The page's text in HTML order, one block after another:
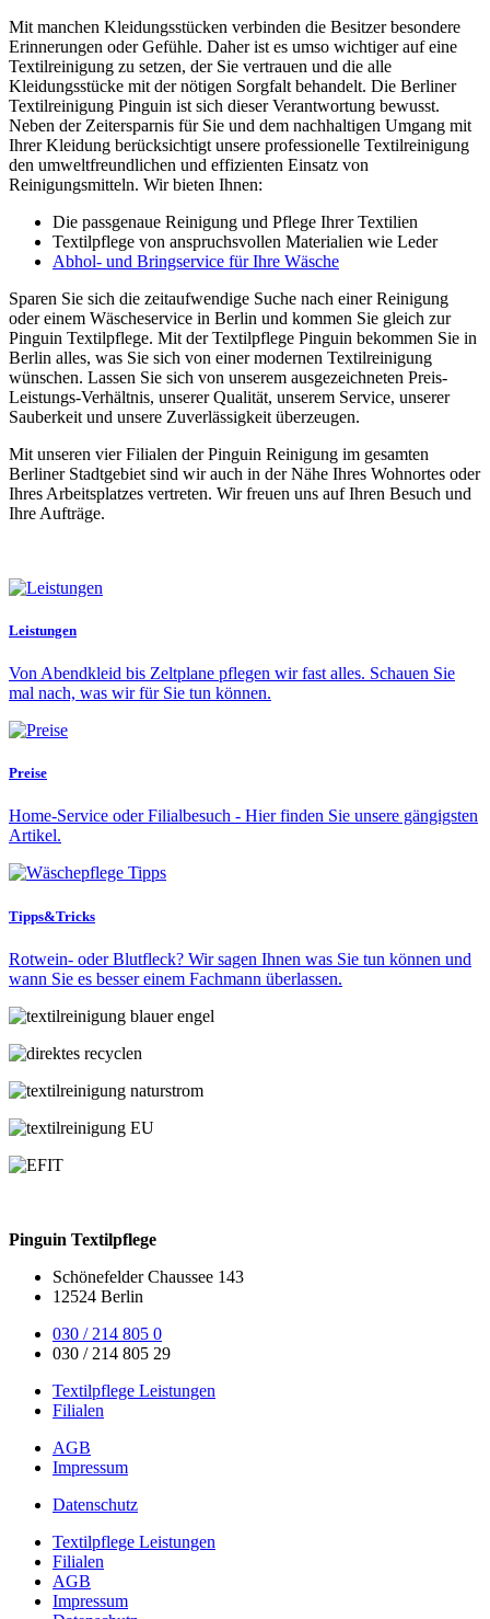
Mit manchen Kleidungsstücken verbinden die Besitzer besondere
Erinnerungen oder Gefühle. Daher ist es umso wichtiger auf eine
Textilreinigung zu setzen, der Sie vertrauen und die alle
Kleidungsstücke mit der nötigen Sorgfalt behandelt. Die Berliner
Textilreinigung Pinguin ist sich dieser Verantwortung bewusst.
Neben der Zeitersparnis für Sie und dem nachhaltigen Umgang mit
Ihrer Kleidung berücksichtigt unsere professionelle Textilreinigung
den umweltfreundlichen und effizienten Einsatz von
Reinigungsmitteln. Wir bieten Ihnen:
Die passgenaue Reinigung und Pflege Ihrer Textilien
Textilpflege von anspruchsvollen Materialien wie Leder
Abhol- und Bringservice für Ihre Wäsche
Sparen Sie sich die zeitaufwendige Suche nach einer Reinigung
oder einem Wäscheservice in Berlin und kommen Sie gleich zur
Pinguin Textilpflege. Mit der Textilpflege Pinguin bekommen Sie in
Berlin alles, was Sie sich von einer modernen Textilreinigung
wünschen. Lassen Sie sich von unserem ausgezeichneten Preis-
Leistungs-Verhältnis, unserer Qualität, unserem Service, unserer
Sauberkeit und unsere Zuverlässigkeit überzeugen.
Mit unseren vier Filialen der Pinguin Reinigung im gesamten
Berliner Stadtgebiet sind wir auch in der Nähe Ihres Wohnortes oder
Ihres Arbeitsplatzes vertreten. Wir freuen uns auf Ihren Besuch und
Ihre Aufträge.
Leistungen
Von Abendkleid bis Zeltplane pflegen wir fast alles. Schauen Sie
mal nach, was wir für Sie tun können.
Preise
Home-Service oder Filialbesuch - Hier finden Sie unsere gängigsten
Artikel.
Tipps&Tricks
Rotwein- oder Blutfleck? Wir sagen Ihnen was Sie tun können und
wann Sie es besser einem Fachmann überlassen.
Pinguin Textilpflege
Schönefelder Chaussee 143
12524 Berlin
030 / 214 805 0
030 / 214 805 29
Textilpflege Leistungen
Filialen
AGB
Impressum
Datenschutz
Textilpflege Leistungen
Filialen
AGB
Impressum